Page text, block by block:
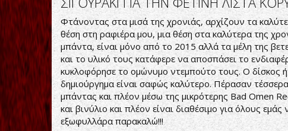
Φτάνοντας στα μισά της χρονιάς, αρχίζουν τα
θέση στη ραφιέρα μου, μια θέση στα καλύτερα της
μπάντα, είναι μόνο από το 2015 αλλά τα μέλη της
και το υλικό τους κατάφερε να αποσπάσει το
κυκλοφόρησε το ομώνυμο ντεμπούτο τους. Ο δίσκος
δημιούργημα είναι σαφώς καλύτερο. Πέρασαν
μπάντας και πλέον μέσω της μικρότερης Bad Omen
και βινύλιο και πλέον είναι διαθέσιμο για όλους
εξωφυλλάρα παρακαλώ!!!